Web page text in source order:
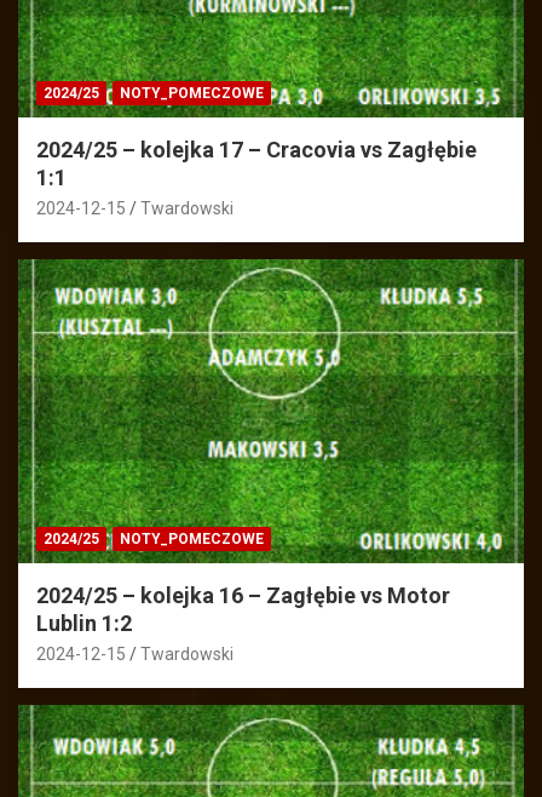
2024/25 NOTY_POMECZOWE
2024/25 – kolejka 17 – Cracovia vs Zagłębie
1:1
2024-12-15 Twardowski
2024/25 NOTY_POMECZOWE
2024/25 – kolejka 16 – Zagłębie vs Motor
Lublin 1:2
2024-12-15 Twardowski